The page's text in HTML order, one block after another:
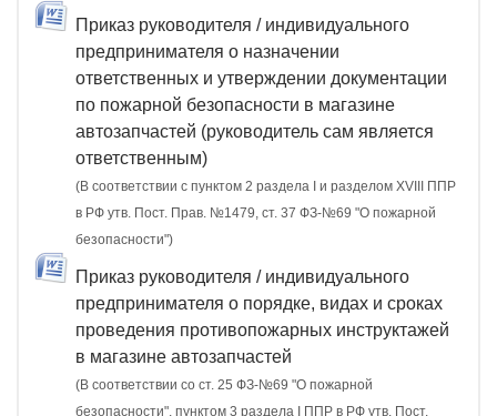
Приказ руководителя / индивидуального
предпринимателя о назначении
ответственных и утверждении документации
по пожарной безопасности в магазине
автозапчастей (руководитель сам является
ответственным)
(В соответствии с пунктом 2 раздела I и разделом XVIII ППР
в РФ утв. Пост. Прав. №1479, ст. 37 ФЗ-№69 "О пожарной
безопасности")
Приказ руководителя / индивидуального
предпринимателя о порядке, видах и сроках
проведения противопожарных инструктажей
в магазине автозапчастей
(В соответствии со ст. 25 ФЗ-№69 "О пожарной
безопасности", пунктом 3 раздела I ППР в РФ утв. Пост.